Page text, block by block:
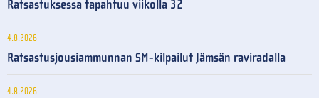
Ratsastuksessa tapahtuu viikolla 32
4.8.2026
Ratsastusjousiammunnan SM-kilpailut Jämsän raviradalla
4.8.2026